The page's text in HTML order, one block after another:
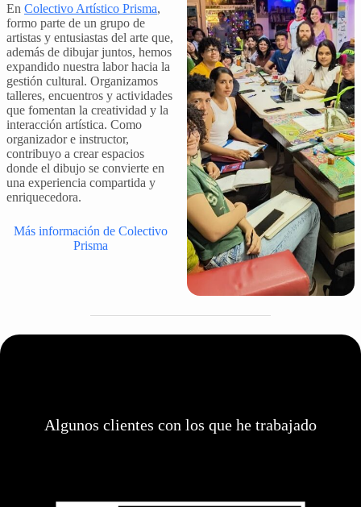
En Colectivo Artístico Prisma,
formo parte de un grupo de
artistas y entusiastas del arte que,
además de dibujar juntos, hemos
expandido nuestra labor hacia la
gestión cultural. Organizamos
talleres, encuentros y actividades
que fomentan la creatividad y la
interacción artística. Como
organizador e instructor,
contribuyo a crear espacios
donde el dibujo se convierte en
una experiencia compartida y
enriquecedora.
Más información de Colectivo
Prisma
Algunos clientes con los que he trabajado